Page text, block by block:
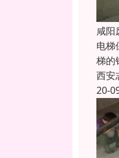
咸阳
电梯
梯的
西安
20-